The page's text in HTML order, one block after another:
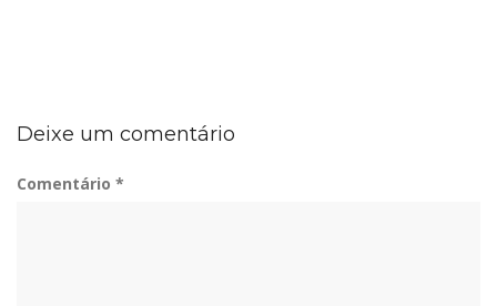
Deixe um comentário
Comentário *